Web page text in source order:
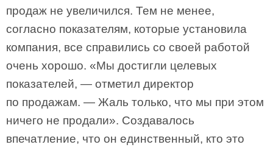
продаж не увеличился. Тем не менее,
согласно показателям, которые установила
компания, все справились со своей работой
очень хорошо. «Мы достигли целевых
показателей, — отметил директор
по продажам. — Жаль только, что мы при этом
ничего не продали». Создавалось
впечатление, что он единственный, кто это